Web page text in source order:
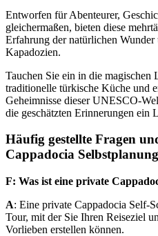
Entworfen für Abenteurer,
gleichermaßen, bieten diese
Erfahrung der natürlichen
Kapadozien.
Tauchen Sie ein in die magischen
traditionelle türkische Küche und
Geheimnisse dieser UNESCO-
die geschätzten Erinnerungen ein
Häufig gestellte Fragen
Cappadocia
F: Was ist eine private
A: Eine private Cappadocia Self-
Tour, mit der Sie Ihren Reiseziel
Vorlieben erstellen können.